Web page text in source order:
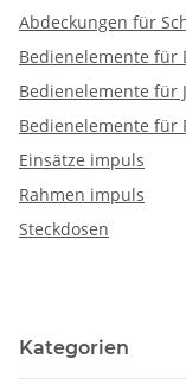
Abdeckungen für
Bedienelemente für
Bedienelemente für
Bedienelemente für
Einsätze impuls
Rahmen impuls
Steckdosen
Kategorien